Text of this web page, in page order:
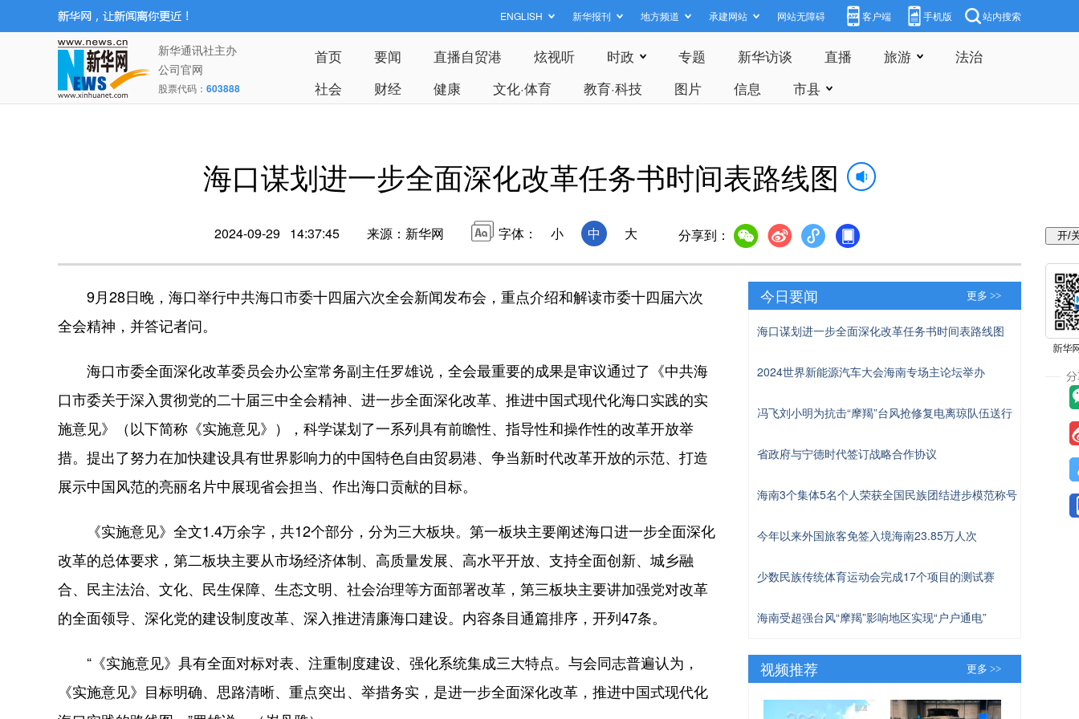
ENGLISH 新华报刊 地方频道 承建网站 网站无障碍 客户端 手机版 站内搜索
新华通讯社主办
公司官网
股票代码： 603888
首页 要闻 直播自贸港 炫视听 时政 专题 新华访谈 直播 旅游
法治
社会
财经 健康 文化·体育 教育·科技 图片 信息 市县
海口谋划进一步全面深化改革任务书时间表路线图
2024-09-29 14:37:45 来源：新华网 字体： 小 中 大 分享到：
9月28日晚，海口举行中共海口市委十四届六次全会新闻发布会，重点介绍和解读市委十四届六次
全会精神，并答记者问。
海口市委全面深化改革委员会办公室常务副主任罗雄说，全会最重要的成果是审议通过了《中共海
口市委关于深入贯彻党的二十届三中全会精神、进一步全面深化改革、推进中国式现代化海口实践的实
施意见》（以下简称《实施意见》），科学谋划了一系列具有前瞻性、指导性和操作性的改革开放举
措。提出了努力在加快建设具有世界影响力的中国特色自由贸易港、争当新时代改革开放的示范、打造
展示中国风范的亮丽名片中展现省会担当、作出海口贡献的目标。
《实施意见》全文1.4万余字，共12个部分，分为三大板块。第一板块主要阐述海口进一步全面深化
改革的总体要求，第二板块主要从市场经济体制、高质量发展、高水平开放、支持全面创新、城乡融
合、民主法治、文化、民生保障、生态文明、社会治理等方面部署改革，第三板块主要讲加强党对改革
的全面领导、深化党的建设制度改革、深入推进清廉海口建设。内容条目通篇排序，开列47条。
“《实施意见》具有全面对标对表、注重制度建设、强化系统集成三大特点。与会同志普遍认为，
《实施意见》目标明确、思路清晰、重点突出、举措务实，是进一步全面深化改革，推进中国式现代化
今日要闻 更多 >>
海口谋划进一步全面深化改革任务书时间表路线图
2024世界新能源汽车大会海南专场主论坛举办
冯飞刘小明为抗击“摩羯”台风抢修复电离琼队伍送行
省政府与宁德时代签订战略合作协议
海南3个集体5名个人荣获全国民族团结进步模范称号
今年以来外国旅客免签入境海南23.85万人次
少数民族传统体育运动会完成17个项目的测试赛
海南受超强台风“摩羯”影响地区实现“户户通电”
视频推荐 更多 >>